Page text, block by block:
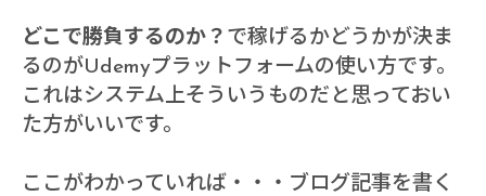
どこで勝負するのか？ で稼げるかどうかが決ま
るのがUdemyプラットフォームの使い方です。
これはシステム上そういうものだと思っておい
た方がいいです。
ここがわかっていれば・・・ブログ記事を書く